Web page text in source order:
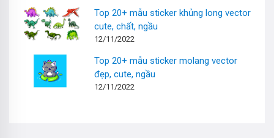
Top 20+ mẫu sticker khủng long vector
cute, chất, ngầu
12/11/2022
Top 20+ mẫu sticker molang vector
đẹp, cute, ngầu
12/11/2022